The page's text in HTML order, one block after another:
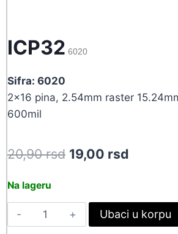
ICP32 6020
Sifra: 6020
2×16 pina, 2.54mm raster
600mil
20,90rsd Original
20,90 rsd.
19,00 rsd
19,00
Na lageru
ICP32
6020
Ubaci u korpu